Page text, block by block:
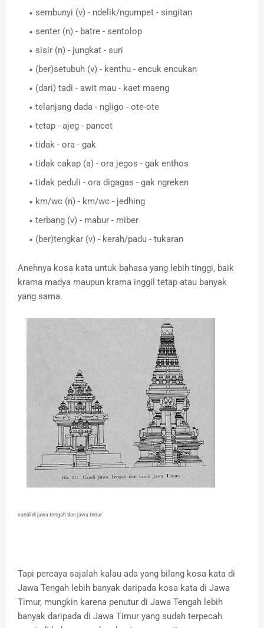
sembunyi (v) - ndelik/ngumpet - singitan
senter (n) - batre - sentolop
sisir (n) - jungkat - suri
(ber)setubuh (v) - kenthu - encuk encukan
(dari) tadi - awit mau - kaet maeng
telanjang dada - ngligo - ote-ote
tetap - ajeg - pancet
tidak - ora - gak
tidak cakap (a) - ora jegos - gak enthos
tidak peduli - ora digagas - gak ngreken
km/wc (n) - km/wc - jedhing
terbang (v) - mabur - miber
(ber)tengkar (v) - kerah/padu - tukaran
Anehnya kosa kata untuk bahasa yang lebih tinggi, baik
krama madya maupun krama inggil tetap atau banyak
yang sama.
candi di jawa tengah dan jawa timur
Tapi percaya sajalah kalau ada yang bilang kosa kata di
Jawa Tengah lebih banyak daripada kosa kata di Jawa
Timur, mungkin karena penutur di Jawa Tengah lebih
banyak daripada di Jawa Timur yang sudah terpecah